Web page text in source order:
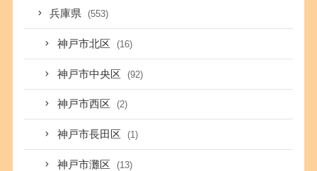
兵庫県 (553)
神戸市北区 (16)
神戸市中央区 (92)
神戸市西区 (2)
神戸市長田区 (1)
神戸市灘区 (13)